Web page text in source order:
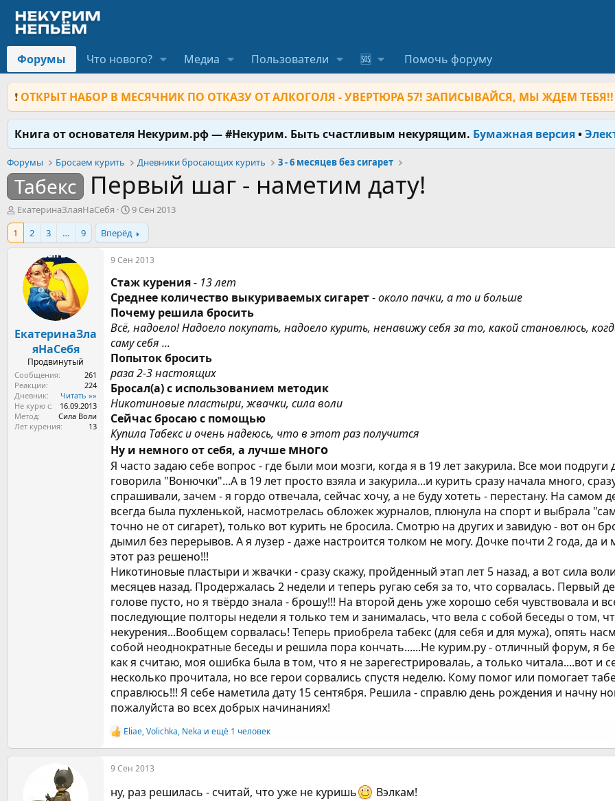
Форумы Что нового? Медиа Пользователи 🆘 Помочь форуму
❗ ОТКРЫТ НАБОР В МЕСЯЧНИК ПО ОТКАЗУ ОТ АЛКОГОЛЯ - УВЕРТЮРА 57! ЗАПИСЫВАЙСЯ, МЫ ЖДЕМ ТЕБЯ!!
Книга от основателя Некурим.рф — #Некурим. Быть счастливым некурящим. Бумажная версия•
Форумы Бросаем курить Дневники бросающих курить 3 - 6 месяцев без сигарет
Табекс Первый шаг - наметим дату!
А
в
о
м
ЕкатеринаЗлаяНаСебя
Д
а
т
а
н
ч
а
л
а
9 Сен 2013
1
2 3 … 9 Вперёд
ЕкатеринаЗла
яНаСебя
Продвинутый
Сообщения
261
Реакции
224
Дневник
Читать »»
Не курю с
16.09.2013
Метод
Сила Воли
Лет курения
13
9 Сен 2013
Стаж курения- 13 лет
Среднее количество выкуриваемых сигарет-около пачки, а то и больше
Почему решила бросить
Всё, надоело! Надоело покупать, надоело курить, ненавижу себя за то, какой становлюсь,
саму себя ...
Попыток бросить
раза 2-3 настоящих
Бросал(а) с использованием методик
Никотиновые пластыри,жвачки, сила воли
Сейчас бросаю с помощью
Купила Табекс и очень надеюсь, что в этот раз получится
Ну и немного от себя, а лучше много
Я часто задаю себе вопрос - где были мои мозги, когда я в 19 лет закурила. Все мои
говорила "Вонючки"...А в 19 лет просто взяла и закурила...и курить сразу начала много,
спрашивали, зачем - я гордо отвечала, сейчас хочу, а не буду хотеть - перестану. На самом
всегда была пухленькой, насмотрелась обложек журналов, плюнула на спорт и выбрала
точно не от сигарет), только вот курить не бросила. Смотрю на других и завидую - вот он
дымил без перерывов. А я лузер - даже настроится толком не могу. Дочке почти 2 года, да и
этот раз решено!!!
Никотиновые пластыри и жвачки - сразу скажу, пройденный этап лет 5 назад, а вот сила
месяцев назад. Продержалась 2 недели и теперь ругаю себя за то, что сорвалась. Первый
голове пусто, но я твёрдо знала - брошу!!! На второй день уже хорошо себя чувствовала и
последующие полторы недели я только тем и занималась, что вела с собой беседы о том,
некурения...Вообщем сорвалась! Теперь приобрела табекс (для себя и для мужа), опять
собой неоднократные беседы и решила пора кончать......Не курим.ру - отличный форум, я
как я считаю, моя ошибка была в том, что я не зарегестрировалаь, а только читала....вот
несколько прочитала, но все герои сорвались спустя неделю. Кому помог или помогает
справлюсь!!! Я себе наметила дату 15 сентября. Решила - справлю день рождения и начну
пожалуйста во всех добрых начинаниях!
Р
е
а
к
и
Eliae,Volichka, Neka и ещё 1 человек
9 Сен 2013
ну, раз решилась - считай, что уже не куришь Вэлкам!